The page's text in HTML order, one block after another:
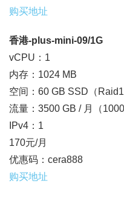
购买地址
香港-plus-mini-09/1G
vCPU：1
内存：1024 MB
空间：60 GB SSD（
流量：3500 GB / 月（
IPv4：1
170元/月
优惠码：cera888
购买地址